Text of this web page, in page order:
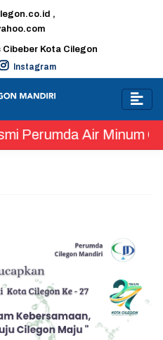
,
Cibeber Kota Cilegon
Instagram
Air Minum Cilegon